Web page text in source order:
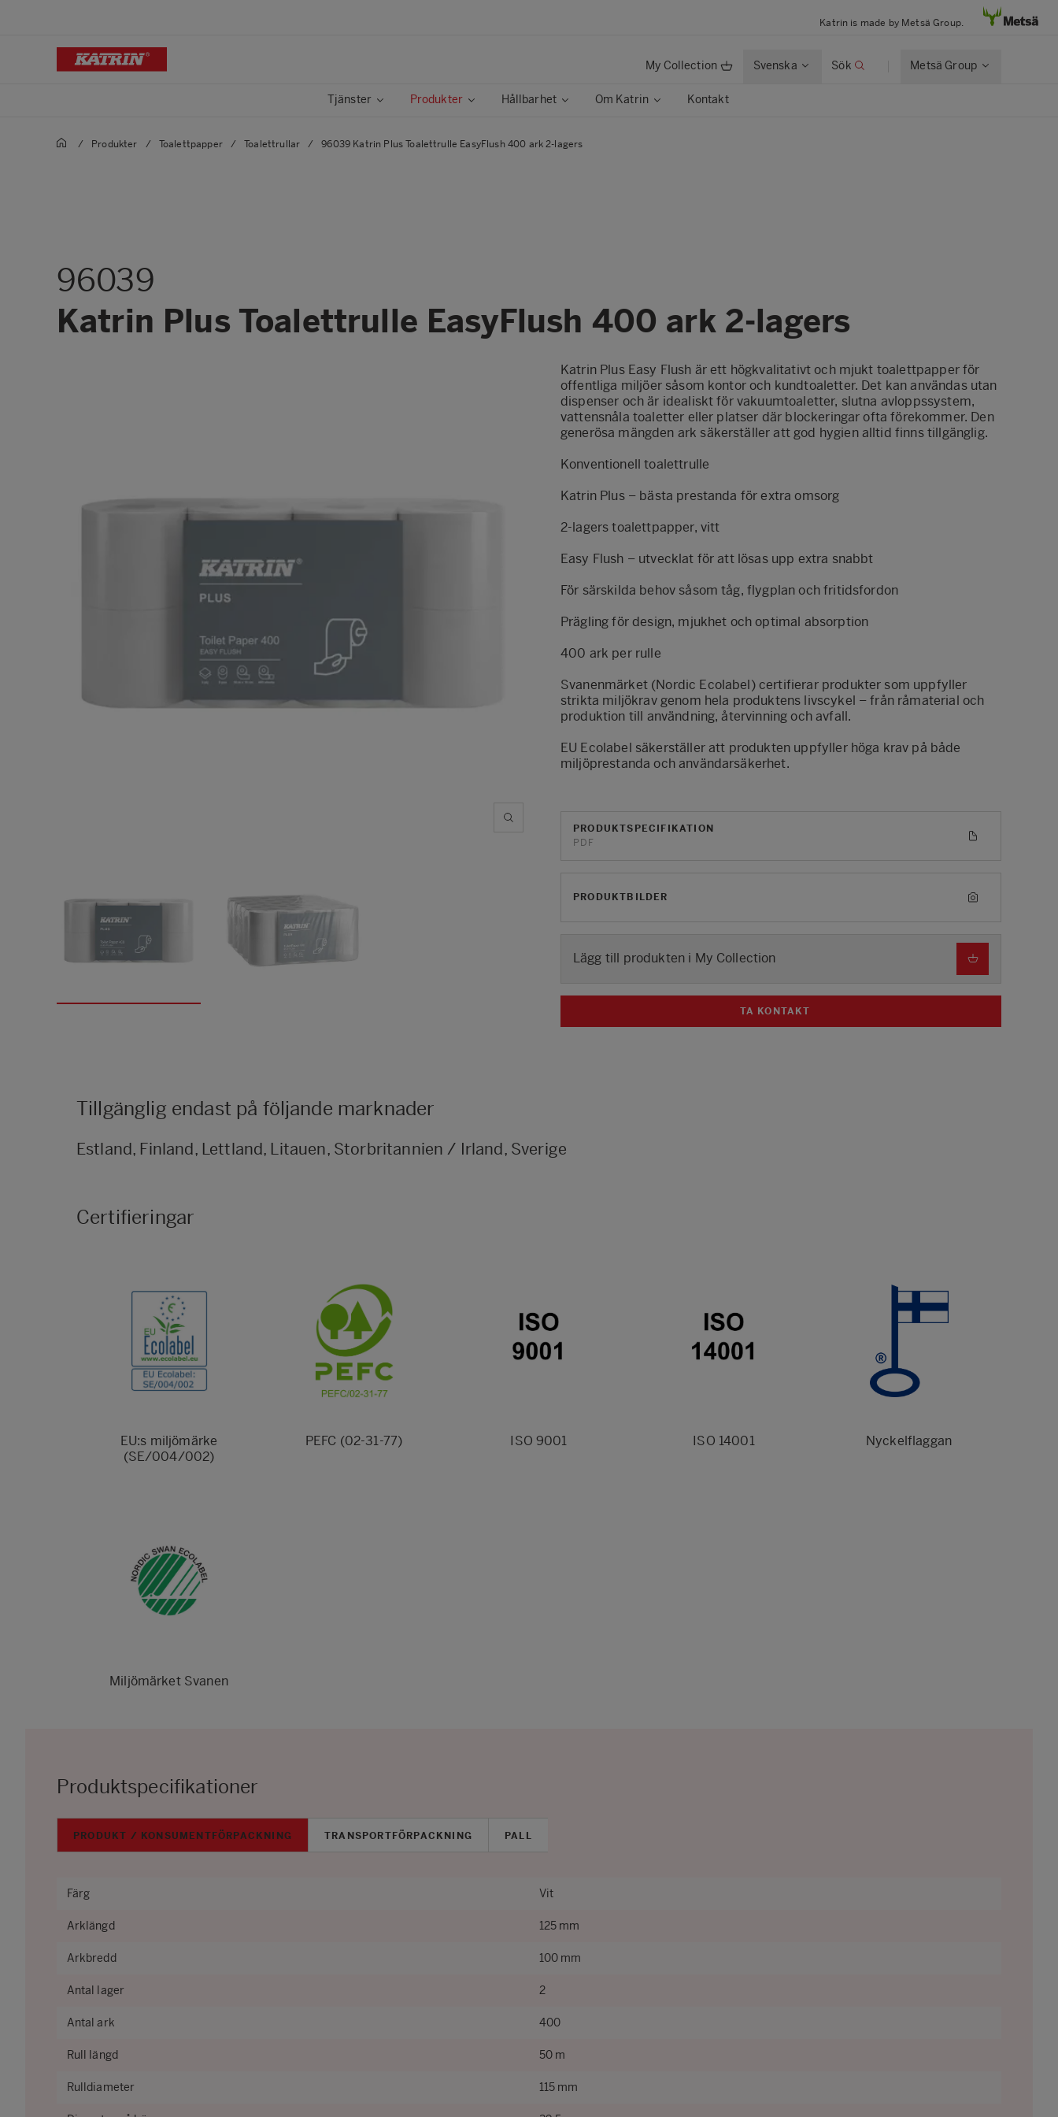
Katrin is made by Metsä Group.
My Collection Svenska Sök Metsä Group
Tjänster Produkter Hållbarhet Om Katrin Kontakt
/ Produkter / Toalettpapper / Toalettrullar / 96039 Katrin Plus Toalettrulle EasyFlush 400 ark 2-lagers
96039
Katrin Plus Toalettrulle EasyFlush 400 ark 2-lagers
Katrin Plus Easy Flush är ett högkvalitativt och mjukt toalettpapper för
offentliga miljöer såsom kontor och kundtoaletter. Det kan användas utan
dispenser och är idealiskt för vakuumtoaletter, slutna avloppssystem,
vattensnåla toaletter eller platser där blockeringar ofta förekommer. Den
generösa mängden ark säkerställer att god hygien alltid finns tillgänglig.
Konventionell toalettrulle
Katrin Plus – bästa prestanda för extra omsorg
2-lagers toalettpapper, vitt
Easy Flush – utvecklat för att lösas upp extra snabbt
För särskilda behov såsom tåg, flygplan och fritidsfordon
Prägling för design, mjukhet och optimal absorption
400 ark per rulle
Svanenmärket (Nordic Ecolabel) certifierar produkter som uppfyller
strikta miljökrav genom hela produktens livscykel – från råmaterial och
produktion till användning, återvinning och avfall.
EU Ecolabel säkerställer att produkten uppfyller höga krav på både
miljöprestanda och användarsäkerhet.
PRODUKTSPECIFIKATION
PDF
PRODUKTBILDER
Lägg till produkten i My Collection
TA KONTAKT
Tillgänglig endast på följande marknader
Estland, Finland, Lettland, Litauen, Storbritannien / Irland, Sverige
Certifieringar
EU:s miljömärke
(SE/004/002)
PEFC (02-31-77) ISO 9001 ISO 14001 Nyckelflaggan
Miljömärket Svanen
Produktspecifikationer
PRODUKT / KONSUMENTFÖRPACKNING TRANSPORTFÖRPACKNING PALL
Färg Vit
Arklängd 125 mm
Arkbredd 100 mm
Antal lager 2
Antal ark 400
Rull längd 50 m
Rulldiameter 115 mm